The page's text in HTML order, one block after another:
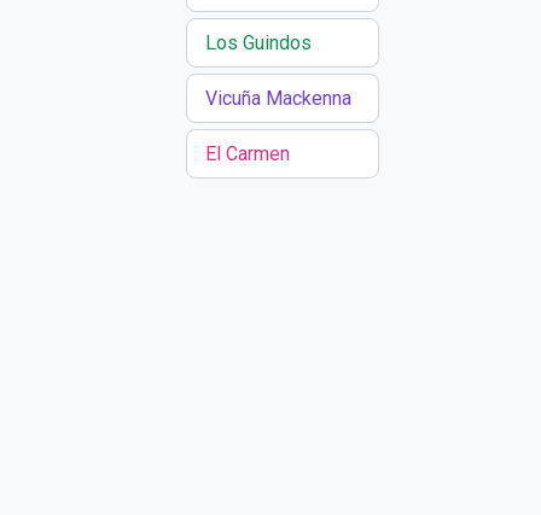
Los Guindos
Vicuña Mackenna
El Carmen